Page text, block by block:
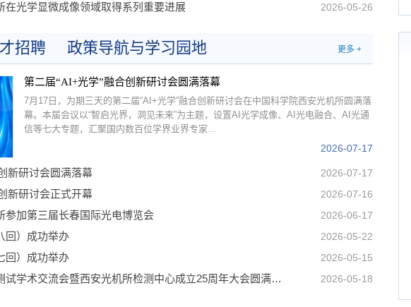
2026-05-26
在光学显微成像领域取得系列重要进展
招聘 政策导航与学习园地
第二届“AI+光学”融合创新研讨会圆满落幕
7月17日，为期三天的第二届“AI+光学”融合创新研讨会在中国科学院西安光机所圆满落
幕。本届会议以“智启光界，洞见未来”为主题，设置AI光学成像、AI光电融合、AI光通
信等七大专题，汇聚国内数百位学界业界专家...
2026-07-17
2026-07-17
新研讨会圆满落幕
2026-07-16
新研讨会正式开幕
2026-06-17
参加第三届长春国际光电博览会
2026-05-22
回）成功举办
2026-05-15
回）成功举办
2026-05-18
第二十一届全国光学测试学术交流会暨西安光机所检测中心成立25周年大会圆满落幕
更多 +